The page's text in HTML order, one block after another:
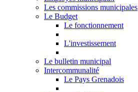
Les commissions municipales
Le Budget
Le fonctionnement
L'investissement
Le bulletin municipal
Intercommunalité
Le Pays Grenadois